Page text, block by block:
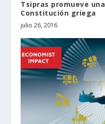
Tsipras promueve
Constitución griega
julio 26, 2016